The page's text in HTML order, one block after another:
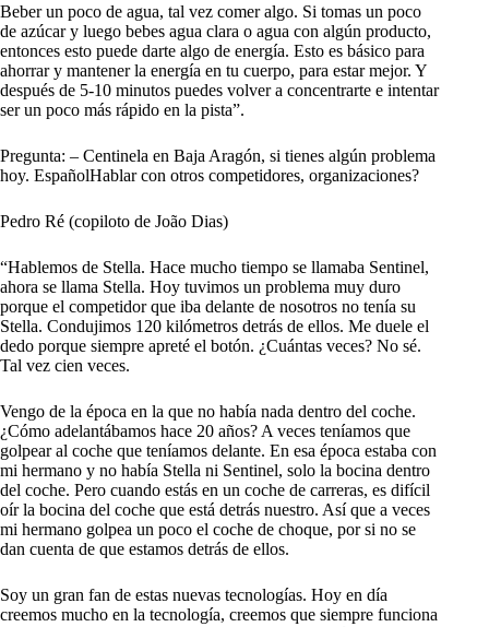
Beber un poco de agua, tal vez comer algo. Si tomas un poco
de azúcar y luego bebes agua clara o agua con algún producto,
entonces esto puede darte algo de energía. Esto es básico para
ahorrar y mantener la energía en tu cuerpo, para estar mejor. Y
después de 5-10 minutos puedes volver a concentrarte e intentar
ser un poco más rápido en la pista”.
Pregunta: – Centinela en Baja Aragón, si tienes algún problema
hoy. EspañolHablar con otros competidores, organizaciones?
Pedro Ré (copiloto de João Dias)
“Hablemos de Stella. Hace mucho tiempo se llamaba Sentinel,
ahora se llama Stella. Hoy tuvimos un problema muy duro
porque el competidor que iba delante de nosotros no tenía su
Stella. Condujimos 120 kilómetros detrás de ellos. Me duele el
dedo porque siempre apreté el botón. ¿Cuántas veces? No sé.
Tal vez cien veces.
Vengo de la época en la que no había nada dentro del coche.
¿Cómo adelantábamos hace 20 años? A veces teníamos que
golpear al coche que teníamos delante. En esa época estaba con
mi hermano y no había Stella ni Sentinel, solo la bocina dentro
del coche. Pero cuando estás en un coche de carreras, es difícil
oír la bocina del coche que está detrás nuestro. Así que a veces
mi hermano golpea un poco el coche de choque, por si no se
dan cuenta de que estamos detrás de ellos.
Soy un gran fan de estas nuevas tecnologías. Hoy en día
creemos mucho en la tecnología, creemos que siempre funciona